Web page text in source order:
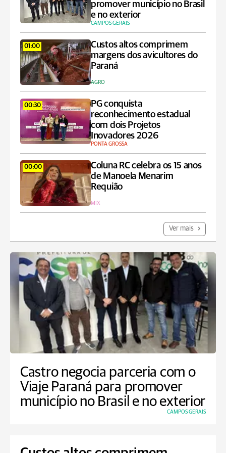
promover município no Brasil
e no exterior
CAMPOS GERAIS
01:00
Custos altos comprimem
margens dos avicultores do
Paraná
AGRO
00:30
PG conquista
reconhecimento estadual
com dois Projetos
Inovadores 2026
PONTA GROSSA
00:00
Coluna RC celebra os 15 anos
de Manoela Menarim
Requião
MIX
Ver mais
Castro negocia parceria com o
Viaje Paraná para promover
município no Brasil e no exterior
CAMPOS GERAIS